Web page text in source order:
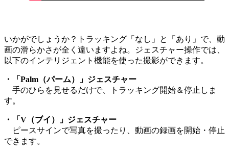
いかがでしょうか？トラッキング「なし」と「あり」で、動
画の滑らかさが全く違いますよね。ジェスチャー操作では、
以下のインテリジェント機能を使った撮影ができます。
・「Palm（パーム）」ジェスチャー
手のひらを見せるだけで、トラッキング開始＆停止しま
す。
・「V（ブイ）」ジェスチャー
ピースサインで写真を撮ったり、動画の録画を開始・停止
できます。